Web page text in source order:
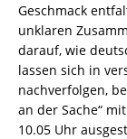
Geschmack
unklaren
darauf, wie
lassen sich in
nachverfolgen,
an der Sache“
10.05 Uhr